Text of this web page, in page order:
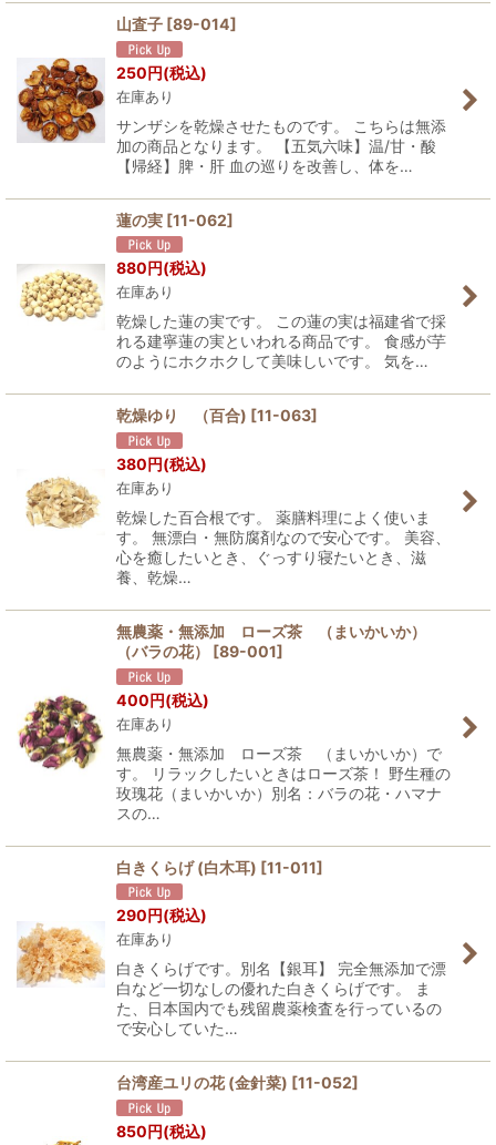
山査子 [89-014]
250円(税込)
在庫あり
サンザシを乾燥させたものです。 こちらは無添
加の商品となります。 【五気六味】温/甘・酸
【帰経】脾・肝 血の巡りを改善し、体を…
蓮の実 [11-062]
880円(税込)
在庫あり
乾燥した蓮の実です。 この蓮の実は福建省で採
れる建寧蓮の実といわれる商品です。 食感が芋
のようにホクホクして美味しいです。 気を…
乾燥ゆり （百合) [11-063]
380円(税込)
在庫あり
乾燥した百合根です。 薬膳料理によく使いま
す。 無漂白・無防腐剤なので安心です。 美容、
心を癒したいとき、ぐっすり寝たいとき、滋
養、乾燥…
無農薬・無添加 ローズ茶 （まいかいか）
（バラの花）
[89-001]
400円(税込)
在庫あり
無農薬・無添加 ローズ茶 （まいかいか）で
す。 リラックしたいときはローズ茶！ 野生種の
玫瑰花（まいかいか）別名：バラの花・ハマナ
スの…
白きくらげ (白木耳) [11-011]
290円(税込)
在庫あり
白きくらげです。別名【銀耳】 完全無添加で漂
白など一切なしの優れた白きくらげです。 ま
た、日本国内でも残留農薬検査を行っているの
で安心していた…
台湾産ユリの花 (金針菜) [11-052]
850円(税込)